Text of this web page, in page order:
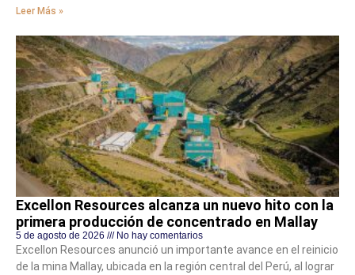
Leer Más »
Excellon Resources alcanza un nuevo hito con la
primera producción de concentrado en Mallay
5 de agosto de 2026 No hay comentarios
Excellon Resources anunció un importante avance en el reinicio
de la mina Mallay, ubicada en la región central del Perú, al lograr